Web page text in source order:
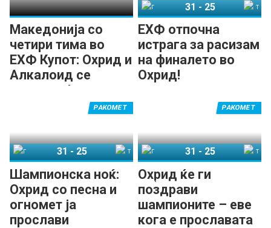
Македонија со
четири тима во
ЕХФ Купот: Охрид и
Алкалоид се
носители!
ЕХФ отпочна
истрага за расизам
на финалето во
Охрид!
31 - 25
Шампионска ноќ:
Охрид со песна и
огномет ја
прослави
РАКОМЕТ
31-25
Охрид ќе ги
поздрави
шампионите – еве
кога е прославата
РАКОМЕТ
31-25